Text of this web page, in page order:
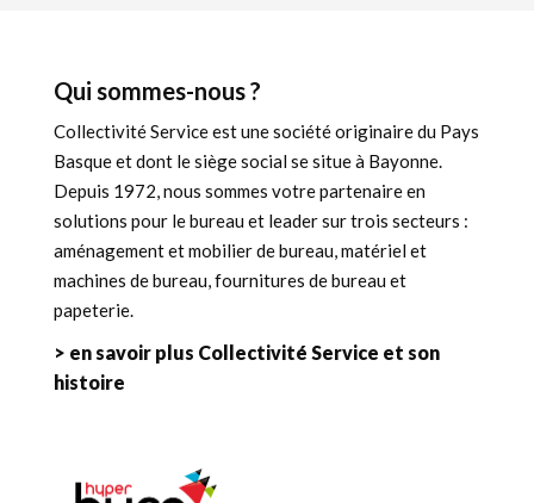
Qui sommes-nous ?
Collectivité Service est une société originaire du Pays
Basque et dont le siège social se situe à Bayonne.
Depuis 1972, nous sommes votre partenaire en
solutions pour le bureau et leader sur trois secteurs :
aménagement et mobilier de bureau, matériel et
machines de bureau, fournitures de bureau et
papeterie.
> en savoir plus Collectivité Service et son
histoire